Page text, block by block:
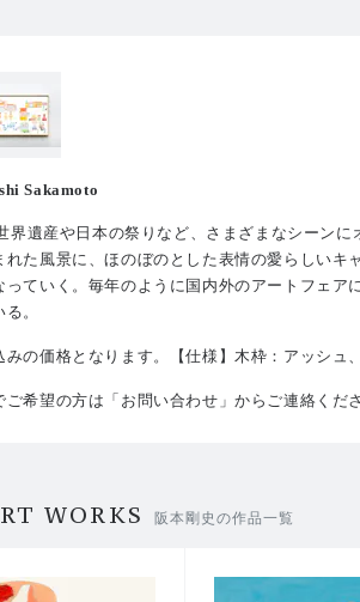
Sakamoto
界遺産や日本の祭りなど、さまざまなシーン
れた風景に、ほのぼのとした表情の愛らしいキ
っていく。毎年のように国内外のアートフェア
。
の価格となります。 【仕様】木枠：アッシュ
希望の方は「お問い合わせ」からご連絡くだ
WORKS 阪本剛史の作品一覧